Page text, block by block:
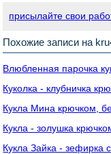
присылайте свои
Похожие записи на
Влюбленная парочка
Куколка - клубничка
Кукла Мина крючком,
Кукла - золушка
Кукла Зайка - зефирка